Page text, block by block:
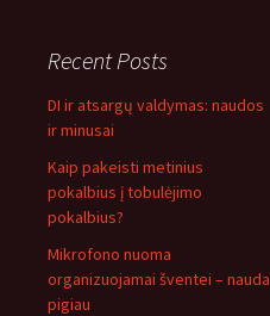
Recent Posts
DI ir atsargų valdymas: naudos
ir minusai
Kaip pakeisti metinius
pokalbius į tobulėjimo
pokalbius?
Mikrofono nuoma
organizuojamai šventei – nauda
pigiau